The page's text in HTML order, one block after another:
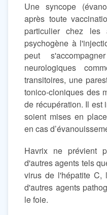
Une syncope
après toute
particulier chez les
psychogène à
peut
neurologiques
transitoires, une
tonico-cloniques des
de récupération. Il est
soient mises en
en cas
Havrix ne prévient
d'autres agents tels
virus de l'hépatite C,
d'autres agents
le foie.